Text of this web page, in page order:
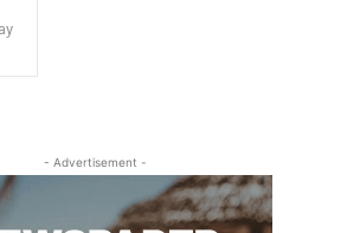
- Advertisement -